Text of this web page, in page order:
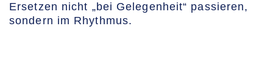
Ersetzen nicht „bei Gelegenheit“ passieren,
sondern im Rhythmus.